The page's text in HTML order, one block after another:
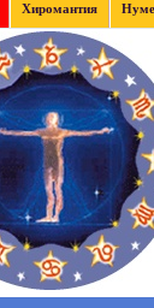
Хиромантия